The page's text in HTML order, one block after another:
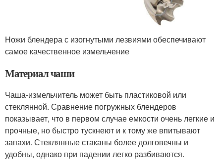
Ножи блендера с изогнутыми лезвиями обеспечивают
самое качественное измельчение
Материал чаши
Чаша-измельчитель может быть пластиковой или
стеклянной. Сравнение погружных блендеров
показывает, что в первом случае емкости очень легкие и
прочные, но быстро тускнеют и к тому же впитывают
запахи. Стеклянные стаканы более долговечны и
удобны, однако при падении легко разбиваются.